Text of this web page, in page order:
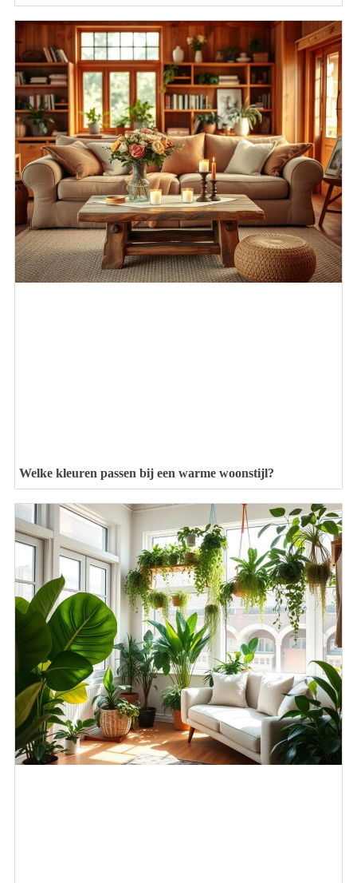
Welke kleuren passen bij een warme woonstijl?